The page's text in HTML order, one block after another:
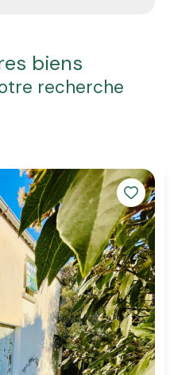
biens
recherche